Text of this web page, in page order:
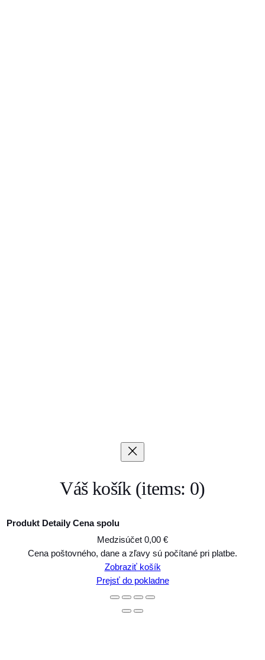
Váš košík (items: 0)
Produkty
Produkt Detaily Cena spolu
Medzisúčet 0,00 €
Cena poštovného, dane a zľavy sú počítané pri platbe.
Zobraziť košík
Prejsť do pokladne